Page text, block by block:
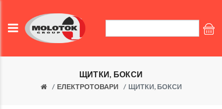
ЩИТКИ, БОКСИ
ЕЛЕКТРОТОВАРИ ЩИТКИ, БОКСИ